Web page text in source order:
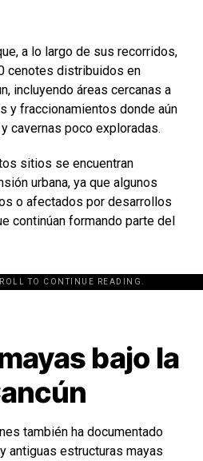
a lo largo de sus recorridos,
cenotes distribuidos en
incluyendo áreas cercanas a
y fraccionamientos donde aún
cavernas poco exploradas.
sitios se encuentran
urbana, ya que algunos
o afectados por desarrollos
continúan formando parte del
TO CONTINUE READING.
id="243463"]
bajo la
también ha documentado
antiguas estructuras mayas